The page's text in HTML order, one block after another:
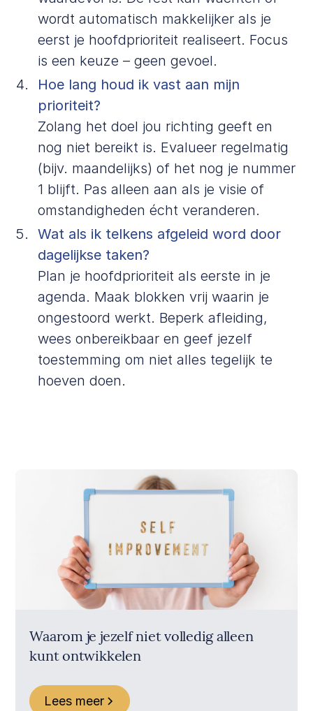
wordt automatisch makkelijker als je
eerst je hoofdprioriteit realiseert. Focus
is een keuze – geen gevoel.
Hoe lang houd ik vast aan mijn
prioriteit?
Zolang het doel jou richting geeft en
nog niet bereikt is. Evalueer regelmatig
(bijv. maandelijks) of het nog je nummer
1 blijft. Pas alleen aan als je visie of
omstandigheden écht veranderen.
Wat als ik telkens afgeleid word door
dagelijkse taken?
Plan je hoofdprioriteit als eerste in je
agenda. Maak blokken vrij waarin je
ongestoord werkt. Beperk afleiding,
wees onbereikbaar en geef jezelf
toestemming om niet alles tegelijk te
hoeven doen.
Waarom je jezelf niet volledig alleen
kunt ontwikkelen
Lees meer